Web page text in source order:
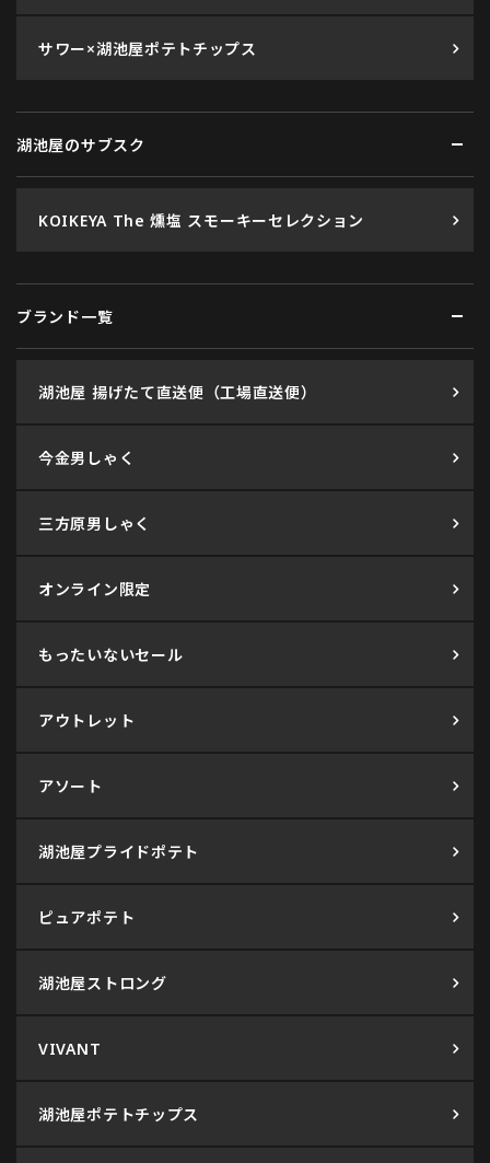
サワー×湖池屋ポテトチップス
湖池屋のサブスク
KOIKEYA The 燻塩 スモーキーセレクション
ブランド一覧
湖池屋 揚げたて直送便（工場直送便）
今金男しゃく
三方原男しゃく
オンライン限定
もったいないセール
アウトレット
アソート
湖池屋プライドポテト
ピュアポテト
湖池屋ストロング
VIVANT
湖池屋ポテトチップス